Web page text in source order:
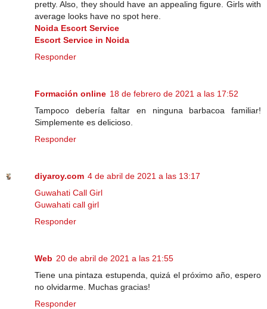
pretty. Also, they should have an appealing figure. Girls with
average looks have no spot here.
Noida Escort Service
Escort Service in Noida
Responder
Formación online 18 de febrero de 2021 a las 17:52
Tampoco debería faltar en ninguna barbacoa familiar!
Simplemente es delicioso.
Responder
diyaroy.com 4 de abril de 2021 a las 13:17
Guwahati Call Girl
Guwahati call girl
Responder
Web 20 de abril de 2021 a las 21:55
Tiene una pintaza estupenda, quizá el próximo año, espero
no olvidarme. Muchas gracias!
Responder